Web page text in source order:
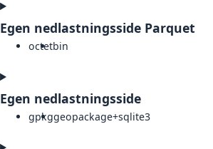
Egen nedlastningsside Parquet
octetbin
Egen nedlastningsside
gpkggeopackage+sqlite3